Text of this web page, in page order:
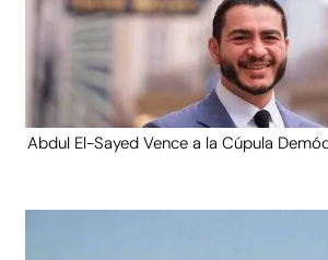
Abdul El-Sayed Vence a la Cúpula